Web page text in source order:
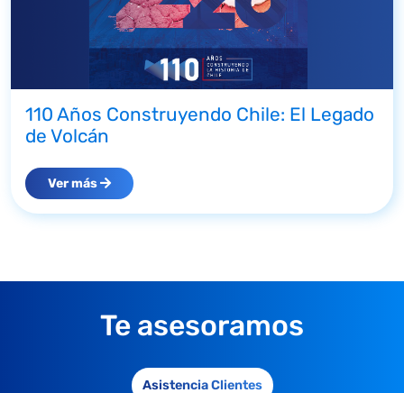
110 Años Construyendo Chile: El Legado
de Volcán
Ver más
Te asesoramos
Asistencia Clientes